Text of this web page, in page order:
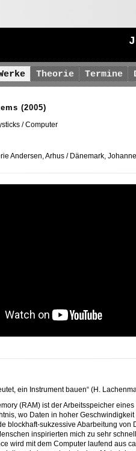
Theorie Termine
(2005)
/ Computer
Andersen, Arhus / Dänemark,
ein Instrument bauen“ (H.
(RAM) ist der Arbeitsspeicher
wo Daten in hoher
blockhaft-sukzessive Abarbeitung von
inspirierten mich zu sehr
wird mit dem Computer laufend aus